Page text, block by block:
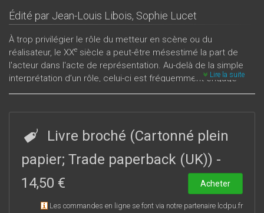
Édité par Jean-Louis Libois, Sophie Lucet
À trop privilégier le rôle du metteur en scène ou du
réalisateur, le XXe siècle a peut-être mésestimé la part de
l'acteur dans l'acte de représentation. Au-delà de la simple
interprétation d’un rôle, celui-ci est fréquemment engagé
dans la totalité du processus créatif, si bien qu’il semble utile
globalité de la mise en scène ? Comment inscrire cette
analyse esthétique dans une perspective historique ?
Comment les acteurs évoquent-ils leur implication sur un
plateau et quels sentiments les réalisateurs nourrissent-ils à
leur égard ? Dans quelle mesure l’acteur est-il doté d’une
Lire la suite
Livre broché (Cartonné plein
papier; Trade paperback (UK)) -
14,50 €
Acheter
Les commandes en ligne se font via notre partenaire lcdpu.fr